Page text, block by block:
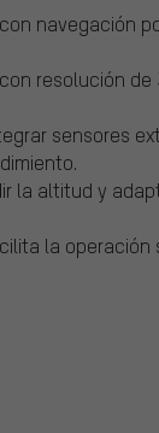
navegación
resolución
sensores
la altitud y
la